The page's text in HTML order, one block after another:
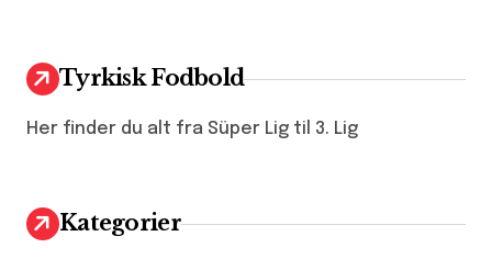
Tyrkisk Fodbold
Her finder du alt fra Süper Lig til 3. Lig
Kategorier